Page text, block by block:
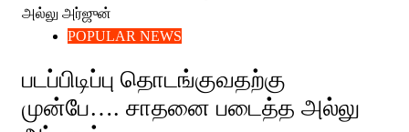
POPULAR NEWS
படப்பிடிப்பு தொடங்குவதற்கு
முன்பே…. சாதனை படைத்த அல்லு